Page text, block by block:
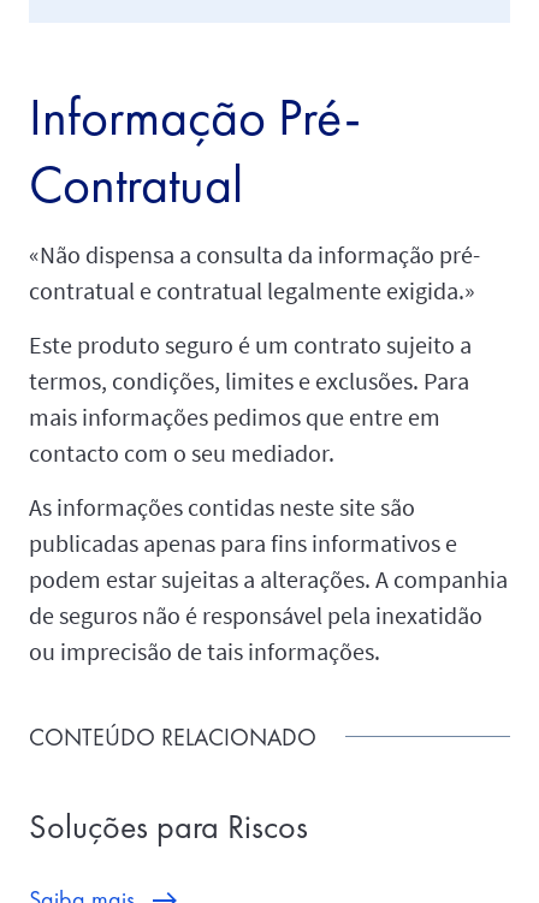
Informação Pré-
Contratual
«Não dispensa a consulta da informação pré-
contratual e contratual legalmente exigida.»
Este produto seguro é um contrato sujeito a
termos, condições, limites e exclusões. Para
mais informações pedimos que entre em
contacto com o seu mediador.
As informações contidas neste site são
publicadas apenas para fins informativos e
podem estar sujeitas a alterações. A companhia
de seguros não é responsável pela inexatidão
ou imprecisão de tais informações.
CONTEÚDO RELACIONADO
Soluções para Riscos